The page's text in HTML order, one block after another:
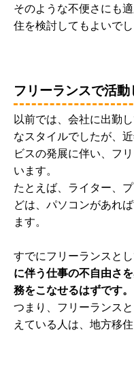
そのような不便さにも
住を検討してもよいでし
フリーランスで活
以前では、会社に出勤
なスタイルでしたが、
ビスの発展に伴い、フ
います。
たとえば、ライター、
どは、パソコンがあれ
ます。
すでにフリーランスと
に伴う仕事の不自由さ
務をこなせるはずです。
つまり、フリーランス
えている人は、地方移